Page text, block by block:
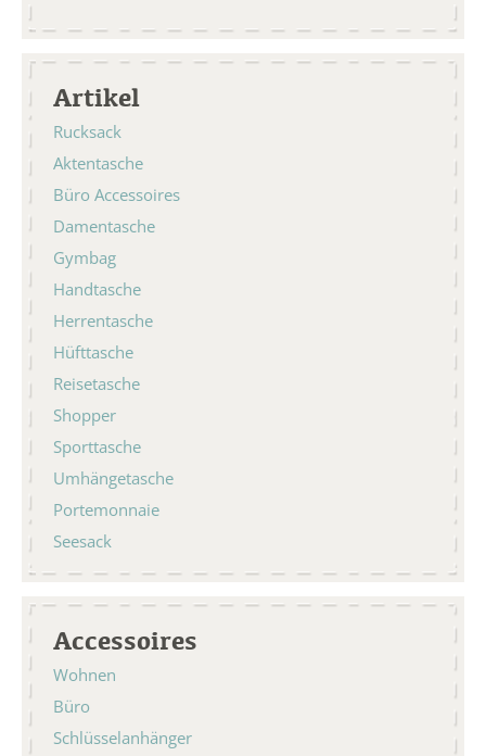
Artikel
Rucksack
Aktentasche
Büro Accessoires
Damentasche
Gymbag
Handtasche
Herrentasche
Hüfttasche
Reisetasche
Shopper
Sporttasche
Umhängetasche
Portemonnaie
Seesack
Accessoires
Wohnen
Büro
Schlüsselanhänger